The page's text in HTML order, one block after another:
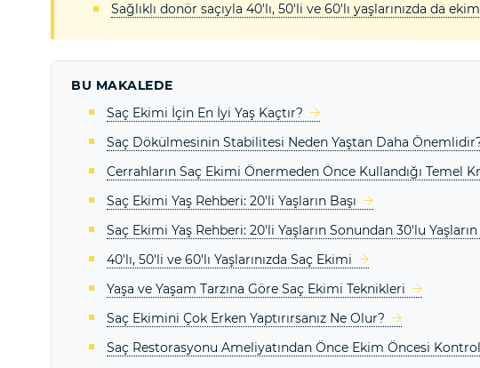
Sağlıklı donör saçıyla 40'lı, 50'li ve 60'lı yaşlarınızda da
BU MAKALEDE
Saç Ekimi İçin En İyi Yaş Kaçtır?
Saç Dökülmesinin Stabilitesi Neden Yaştan Daha
Cerrahların Saç Ekimi Önermeden Önce Kullandığı Temel
Saç Ekimi Yaş Rehberi: 20'li Yaşların Başı
Saç Ekimi Yaş Rehberi: 20'li Yaşların Sonundan 30'lu Yaşların
40'lı, 50'li ve 60'lı Yaşlarınızda Saç Ekimi
Yaşa ve Yaşam Tarzına Göre Saç Ekimi Teknikleri
Saç Ekimini Çok Erken Yaptırırsanız Ne Olur?
Saç Restorasyonu Ameliyatından Önce Ekim Öncesi